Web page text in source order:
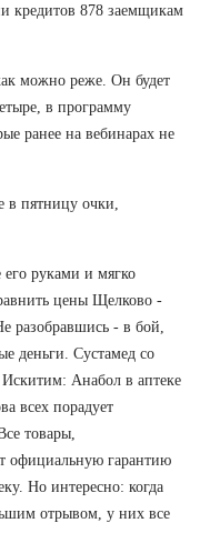
кредитов 878 заемщикам
можно реже. Он будет
в программу
ранее на вебинарах не
в пятницу очки,
его руками и мягко
цены Щелково -
разобравшись - в бой,
деньги. Сустамед со
Анабол в аптеке
всех порадует
товары,
официальную гарантию
Но интересно: когда
отрывом, у них все